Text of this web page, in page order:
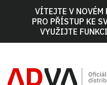
VÍTEJTE V NOVÉM
PRO PŘÍSTUP KE
VYUŽIJTE